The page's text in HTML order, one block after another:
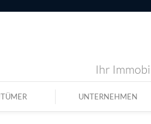
Ihr
UNTERNEHMEN